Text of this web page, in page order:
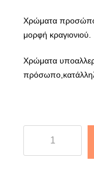
Χρώματα
μορφή κραγιονιού.
Χρώματα
Προσώπου